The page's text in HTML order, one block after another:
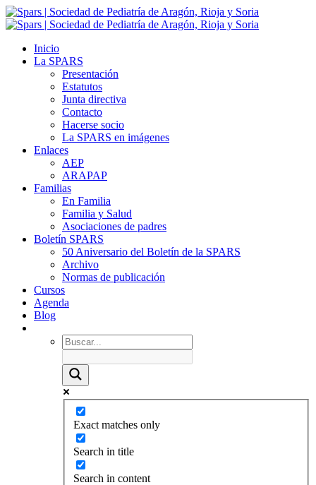
Inicio
La SPARS
Presentación
Estatutos
Junta directiva
Contacto
Hacerse socio
La SPARS en imágenes
Enlaces
AEP
ARAPAP
Familias
En Familia
Familia y Salud
Asociaciones de padres
Boletín SPARS
50 Aniversario del Boletín de la SPARS
Archivo
Normas de publicación
Cursos
Agenda
Blog
Exact matches only
Search in title
Search in content